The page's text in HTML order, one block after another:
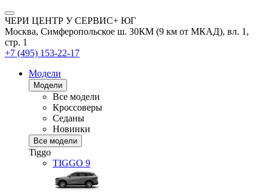
ЧЕРИ ЦЕНТР У СЕРВИС+ ЮГ
Москва, Симферопольское ш. 30КМ (9 км от МКАД), вл. 1,
стр. 1
+7 (495) 153-22-17
Модели
Модели
Все модели
Кроссоверы
Седаны
Новинки
Все модели
Tiggo
TIGGO 9